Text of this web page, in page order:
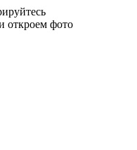
откроем фото